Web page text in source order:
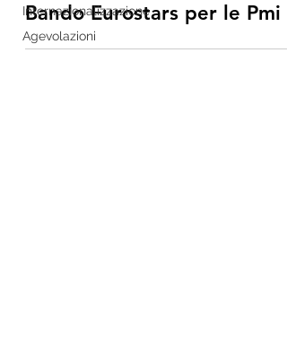
Internazionalizzazione
Agevolazioni
Bando Eurostars per le Pmi